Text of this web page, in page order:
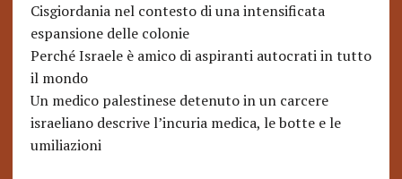
Cisgiordania nel contesto di una intensificata
espansione delle colonie
Perché Israele è amico di aspiranti autocrati in tutto
il mondo
Un medico palestinese detenuto in un carcere
israeliano descrive l’incuria medica, le botte e le
umiliazioni